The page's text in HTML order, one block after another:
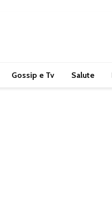
Gossip e Tv Salute